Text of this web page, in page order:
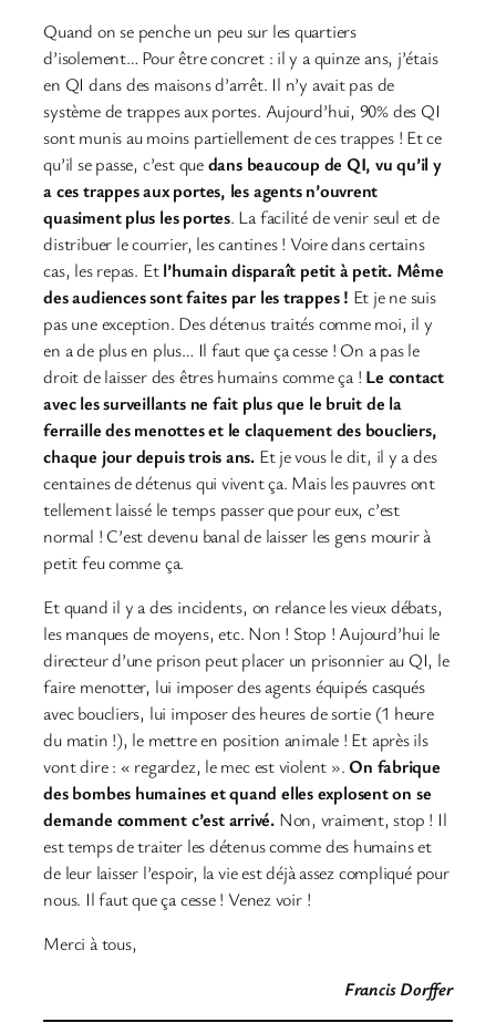
Quand on se penche un peu sur les quartiers
d’isolement… Pour être concret : il y a quinze ans, j’étais
en QI dans des maisons d’arrêt. Il n’y avait pas de
système de trappes aux portes. Aujourd’hui, 90% des QI
sont munis au moins partiellement de ces trappes ! Et ce
qu’il se passe, c’est quedans beaucoup de QI, vu qu’il y
a ces trappes aux portes, les agents n’ouvrent
quasiment plus les portes. La facilité de venir seul et de
distribuer le courrier, les cantines ! Voire dans certains
cas, les repas. Etl’humain disparaît petit à petit. Même
des audiences sont faites par les trappes ! Et je ne suis
pas une exception. Des détenus traités comme moi, il y
en a de plus en plus… Il faut que ça cesse ! On a pas le
droit de laisser des êtres humains comme ça ! Le contact
avec les surveillants ne fait plus que le bruit de la
ferraille des menottes et le claquement des boucliers,
chaque jour depuis trois ans.Et je vous le dit, il y a des
centaines de détenus qui vivent ça. Mais les pauvres ont
tellement laissé le temps passer que pour eux, c’est
normal ! C’est devenu banal de laisser les gens mourir à
petit feu comme ça.
Et quand il y a des incidents, on relance les vieux débats,
les manques de moyens, etc. Non ! Stop ! Aujourd’hui le
directeur d’une prison peut placer un prisonnier au QI, le
faire menotter, lui imposer des agents équipés casqués
avec boucliers, lui imposer des heures de sortie (1 heure
du matin !), le mettre en position animale ! Et après ils
vont dire : « regardez, le mec est violent ».On fabrique
des bombes humaines et quand elles explosent on se
demande comment c’est arrivé. Non, vraiment, stop ! Il
est temps de traiter les détenus comme des humains et
de leur laisser l’espoir, la vie est déjà assez compliqué pour
nous. Il faut que ça cesse ! Venez voir !
Merci à tous,
Francis Dorffer